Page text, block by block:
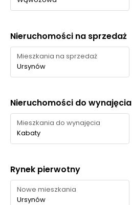
Nieruchomości na sprzedaż
Mieszkania na sprzedaż
Ursynów
Nieruchomości do wynajęcia
Mieszkania do wynajęcia
Kabaty
Rynek pierwotny
Nowe mieszkania
Ursynów